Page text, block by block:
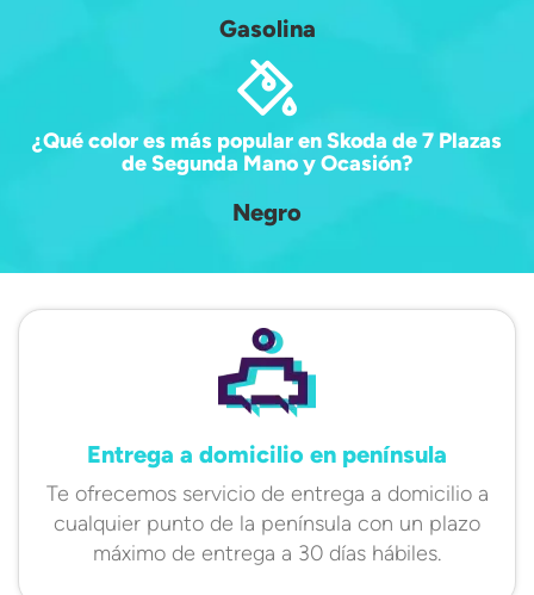
Gasolina
¿Qué color es más popular en Skoda de 7 Plazas
de Segunda Mano y Ocasión?
Negro
Entrega a domicilio en península
Te ofrecemos servicio de entrega a domicilio a
cualquier punto de la península con un plazo
máximo de entrega a 30 días hábiles.